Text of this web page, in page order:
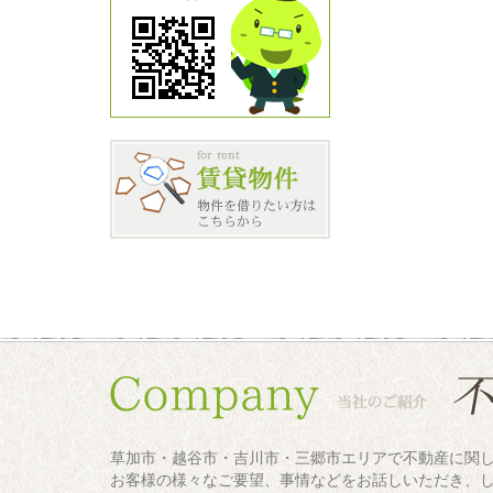
草加市・越谷市・吉川市・三郷市エリアで不動産に関
お客様の様々なご要望、事情などをお話しいただき、